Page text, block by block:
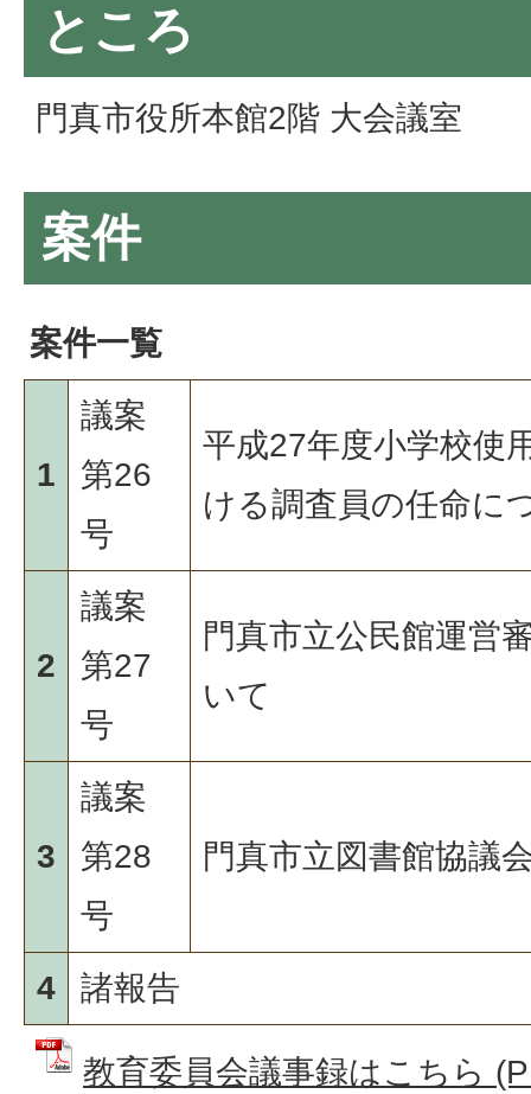
ところ
門真市役所本館2階 大会議室
案件
案件一覧
1
議案
第26
号
平成27年度小学校使
ける調査員の任命に
2
議案
第27
号
門真市立公民館運営
いて
3
議案
第28
号
門真市立図書館協議
4 諸報告
教育委員会議事録はこちら